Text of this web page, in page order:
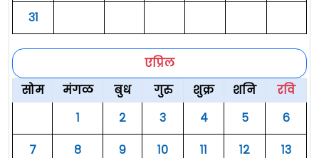
३१
एप्रिल
सोम
मंगळ बुध गुरु शुक्र शनि
रवि
१
२ ३ ४ ५
६
७
८ ९ १० ११ १२
१३